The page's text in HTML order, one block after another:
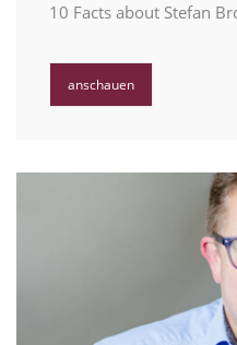
10 Facts about Stefan
anschauen